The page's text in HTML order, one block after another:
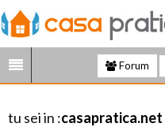
Forum
tu sei in :casapratica.net